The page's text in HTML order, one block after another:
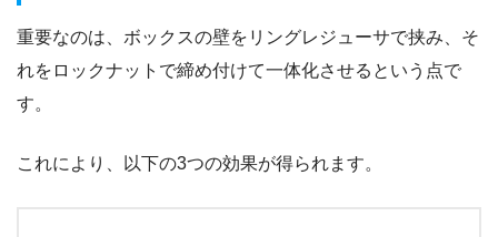
重要なのは、ボックスの壁をリングレジューサで挟み、そ
れをロックナットで締め付けて一体化させるという点で
す。
これにより、以下の3つの効果が得られます。